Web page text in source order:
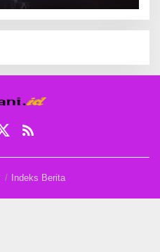
Indeks Berita